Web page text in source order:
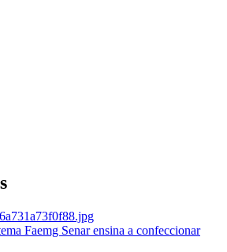
Faemg Senar ensina a confeccionar